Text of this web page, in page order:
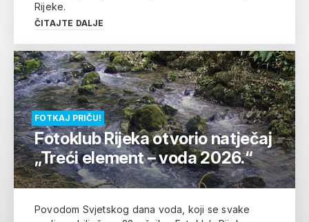
Rijeke.
ČITAJTE DALJE
FOTKAJ PRIČU!
Fotoklub Rijeka otvorio natječaj
„Treći element – voda 2026.“
Povodom Svjetskog dana voda, koji se svake